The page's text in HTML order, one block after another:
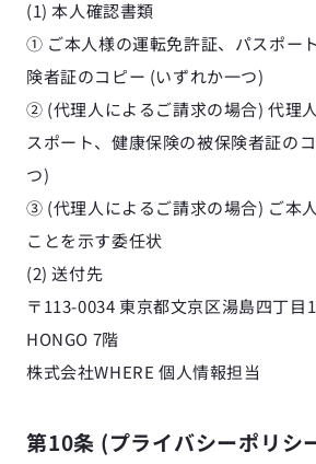
(1) 本人確認書類
① ご本人様の運転免許証、パスポー
険者証のコピー (いずれか一つ)
② (代理人によるご請求の場合) 代理
スポート、健康保険の被保険者証の
つ)
③ (代理人によるご請求の場合) ご本
ことを示す委任状
(2) 送付先
〒113-0034 東京都文京区湯島四丁目
HONGO 7階
株式会社WHERE 個人情報担当
第10条 (プライバシーポリシ